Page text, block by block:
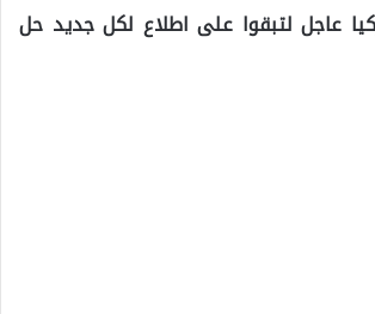
عاجل لتبقوا على اطلاع لكل جديد حل